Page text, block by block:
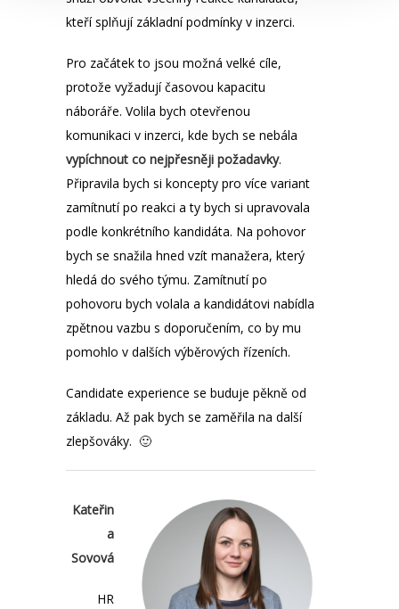
kteří splňují základní podmínky v inzerci.
Pro začátek to jsou možná velké cíle,
protože vyžadují časovou kapacitu
náboráře. Volila bych otevřenou
komunikaci v inzerci, kde bych se nebála
vypíchnout co nejpřesněji požadavky.
Připravila bych si koncepty pro více variant
zamítnutí po reakci a ty bych si upravovala
podle konkrétního kandidáta. Na pohovor
bych se snažila hned vzít manažera, který
hledá do svého týmu. Zamítnutí po
pohovoru bych volala a kandidátovi nabídla
zpětnou vazbu s doporučením, co by mu
pomohlo v dalších výběrových řízeních.
Candidate experience se buduje pěkně od
základu. Až pak bych se zaměřila na další
zlepšováky. 🙂
Kateřin
a
Sovová
HR